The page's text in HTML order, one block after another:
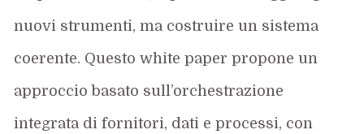
nuovi strumenti, ma costruire un sistema
coerente. Questo white paper propone un
approccio basato sull’orchestrazione
integrata di fornitori, dati e processi, con